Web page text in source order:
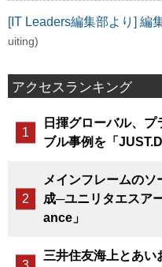
[IT Leaders編集部より] 編
uiting)
アクセスランキング
日揮グローバル、
ブル事例を「
メインフレームの
成─ユニリタエスア
ance」
三井住友海上とあい